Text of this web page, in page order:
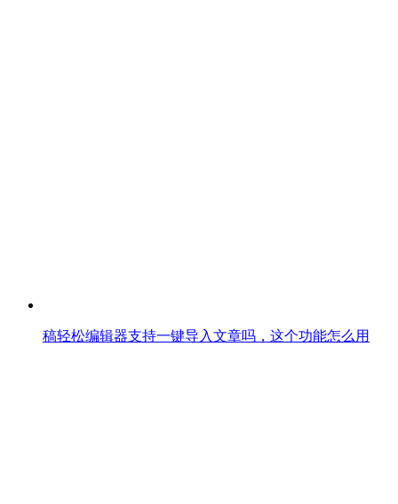
稿轻松编辑器支持一键导入文章吗，这个功能怎么用